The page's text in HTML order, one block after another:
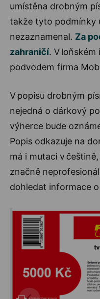
umístěna drobným
takže tyto podmínky
nezaznamenal. Za
zahraničí. V
podvodem firma
V popisu drobným
nejedná o dárkový
výherce bude
Popis odkazuje na
má i mutaci v
značně
dohledat informace